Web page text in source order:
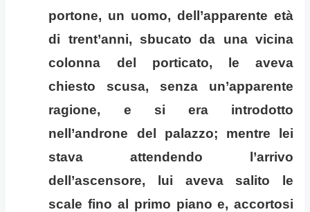
portone, un uomo, dell’apparente età
di trent’anni, sbucato da una vicina
colonna del porticato, le aveva
chiesto scusa, senza un’apparente
ragione, e si era introdotto
nell’androne del palazzo; mentre lei
stava attendendo l’arrivo
dell’ascensore, lui aveva salito le
scale fino al primo piano e, accortosi